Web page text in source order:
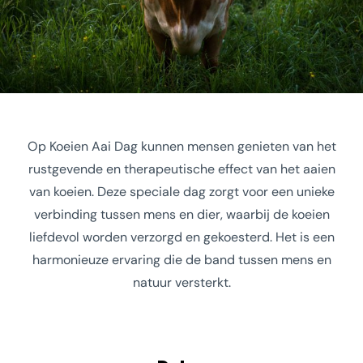
Op Koeien Aai Dag kunnen mensen genieten van het
rustgevende en therapeutische effect van het aaien
van koeien. Deze speciale dag zorgt voor een unieke
verbinding tussen mens en dier, waarbij de koeien
liefdevol worden verzorgd en gekoesterd. Het is een
harmonieuze ervaring die de band tussen mens en
natuur versterkt.